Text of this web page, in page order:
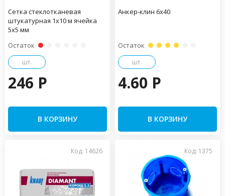
Сетка стеклотканевая
штукатурная 1х10 м ячейка
5х5 мм
Остаток
шт.
246 P
В КОРЗИНУ
Анкер-клин 6х40
Остаток
шт.
4.60 P
В КОРЗИНУ
Код: 14626 Код: 1375